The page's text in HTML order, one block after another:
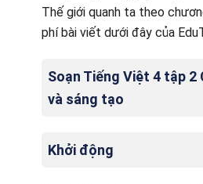
Thế giới quanh ta theo
phí bài viết dưới đây của
Soạn Tiếng Việt 4 tập
và sáng tạo
Khởi động